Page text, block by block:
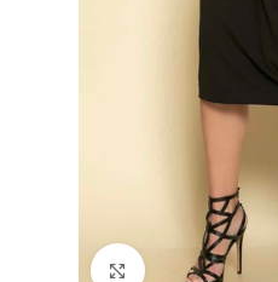
Click to enlarge